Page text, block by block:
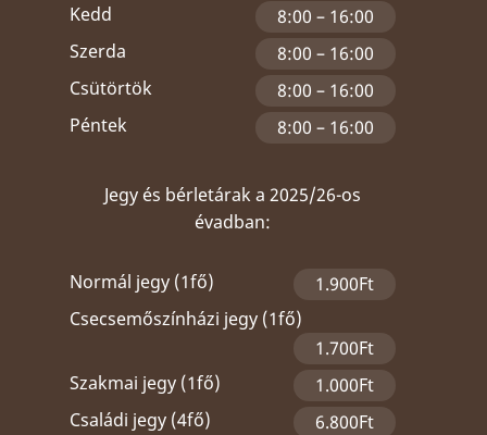
Kedd
8:00 – 16:00
Szerda
8:00 – 16:00
Csütörtök
8:00 – 16:00
Péntek
8:00 – 16:00
Jegy és bérletárak a 2025/26-os
évadban:
Normál jegy (1fő)
1.900Ft
Csecsemőszínházi jegy (1fő)
1.700Ft
Szakmai jegy (1fő)
1.000Ft
Családi jegy (4fő)
6.800Ft